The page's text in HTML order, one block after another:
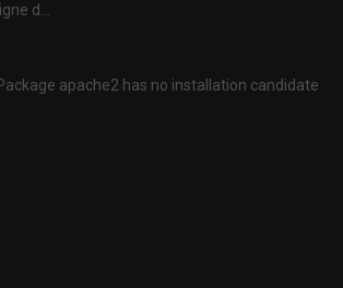
ligne d...
apache2 has no installation candidate